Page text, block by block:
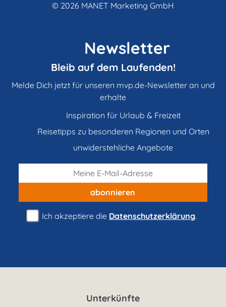
© 2026 MANET Marketing GmbH
Newsletter
Bleib auf dem Laufenden!
Melde Dich jetzt für unseren mvp.de-Newsletter an und
erhalte
Inspiration für Urlaub & Freizeit
Reisetipps zu besonderen Regionen und Orten
unwiderstehliche Angebote
abonnieren
Ich akzeptiere die Datenschutzerklärung.
Unterkünfte